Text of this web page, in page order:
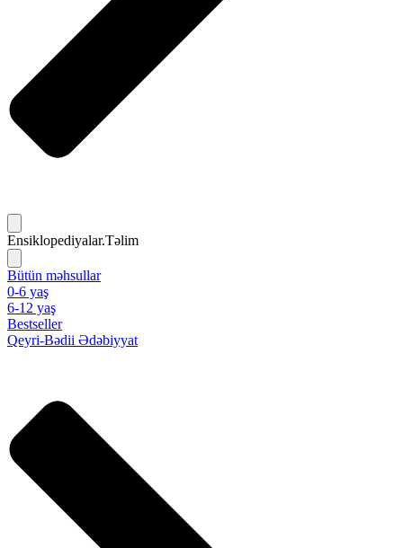
Ensiklopediyalar.Təlim
Bütün məhsullar
0-6 yaş
6-12 yaş
Bestseller
Qeyri-Bədii Ədəbiyyat